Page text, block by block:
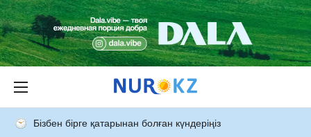
Бізбен бірге қатарынан болған күндеріңіз